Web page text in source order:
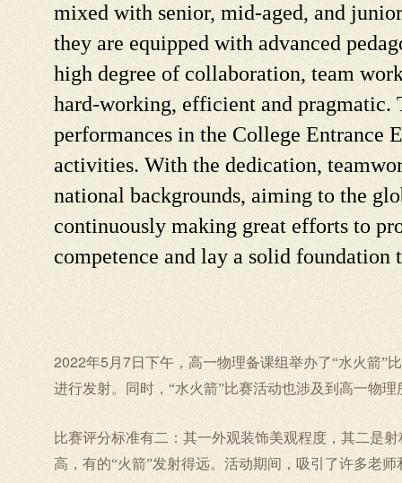
mixed with senior, mid-aged, and
they are equipped with advanced
high degree of collaboration, team
hard-working, efficient and pragmatic.
performances in the College Entrance
activities. With the dedication,
national backgrounds, aiming to the
continuously making great efforts to
competence and lay a solid
2022年5 月 7日下午，高一物理备课组举办了“水火箭”
进行发射。同时，“水火箭”比赛活动也涉及到高一物
比赛评分标准有二：其一外观装饰美观程度，其二是
高，有的“火箭”发射得远。活动期间，吸引了许多老